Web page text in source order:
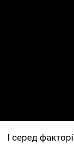
І серед